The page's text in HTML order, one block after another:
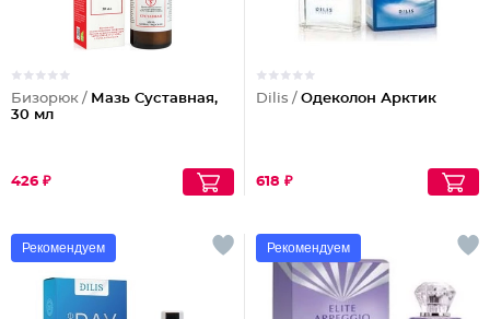
Бизорюк / Мазь Суставная,
30 мл
426 ₽
Dilis / Одеколон Арктик
618 ₽
Рекомендуем Рекомендуем